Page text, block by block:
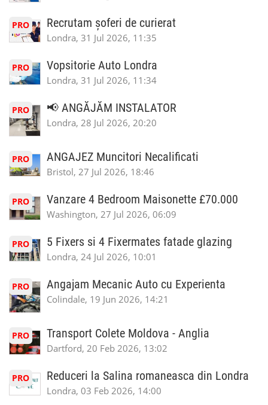
PRO Recrutam șoferi de curierat
Londra, 31 Jul 2026, 11:35
PRO Vopsitorie Auto Londra
Londra, 31 Jul 2026, 11:34
PRO 📢 ANGĂJĂM INSTALATOR
Londra, 28 Jul 2026, 20:20
PRO ANGAJEZ Muncitori Necalificati
Bristol, 27 Jul 2026, 18:46
PRO Vanzare 4 Bedroom Maisonette £70.000
Washington, 27 Jul 2026, 06:09
PRO 5 Fixers si 4 Fixermates fatade glazing
Londra, 24 Jul 2026, 10:01
PRO Angajam Mecanic Auto cu Experienta
Colindale, 19 Jun 2026, 14:21
PRO Transport Colete Moldova - Anglia
Dartford, 20 Feb 2026, 13:02
PRO Reduceri la Salina romaneasca din Londra
Londra, 03 Feb 2026, 14:00